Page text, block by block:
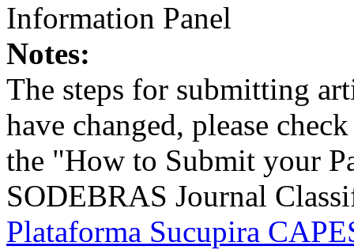
Information Panel
Notes:
The steps for submitting
have changed, please
the "How to Submit your
SODEBRAS Journal
Plataforma Sucupira